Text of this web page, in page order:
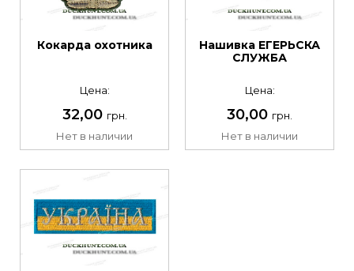
Кокарда охотника
Цена:
32,00 грн.
Нет в наличии
Нашивка ЕГЕРЬСКА
СЛУЖБА
Цена:
30,00 грн.
Нет в наличии